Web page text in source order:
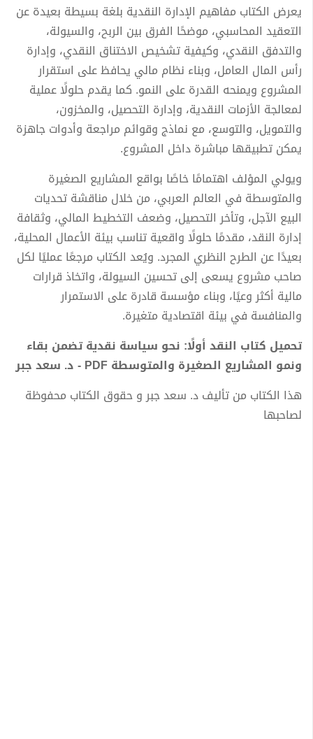
يعرض الكتاب مفاهيم الإدارة النقدية بلغة بسيطة بعيدة عن
التعقيد المحاسبي، موضحًا الفرق بين الربح، والسيولة،
والتدفق النقدي، وكيفية تشخيص الاختناق النقدي، وإدارة
رأس المال العامل، وبناء نظام مالي يحافظ على استقرار
المشروع ويمنحه القدرة على النمو. كما يقدم حلولًا عملية
لمعالجة الأزمات النقدية، وإدارة التحصيل، والمخزون،
والتمويل، والتوسع، مع نماذج وقوائم مراجعة وأدوات جاهزة
يمكن تطبيقها مباشرة داخل المشروع.
ويولي المؤلف اهتمامًا خاصًا بواقع المشاريع الصغيرة
والمتوسطة في العالم العربي، من خلال مناقشة تحديات
البيع الآجل، وتأخر التحصيل، وضعف التخطيط المالي، وثقافة
إدارة النقد، مقدمًا حلولًا واقعية تناسب بيئة الأعمال المحلية،
بعيدًا عن الطرح النظري المجرد. ويُعد الكتاب مرجعًا عمليًا لكل
صاحب مشروع يسعى إلى تحسين السيولة، واتخاذ قرارات
مالية أكثر وعيًا، وبناء مؤسسة قادرة على الاستمرار
والمنافسة في بيئة اقتصادية متغيرة.
تحميل كتاب النقد أولًا: نحو سياسة نقدية تضمن بقاء
ونمو المشاريع الصغيرة والمتوسطة PDF - د. سعد جبر
هذا الكتاب من تأليف د. سعد جبر و حقوق الكتاب محفوظة
لصاحبها